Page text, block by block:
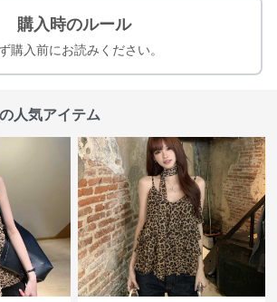
購入時のルール
購入前にお読みください。
人気アイテム